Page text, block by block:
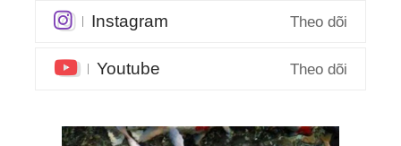
Instagram Theo dõi
Youtube Theo dõi